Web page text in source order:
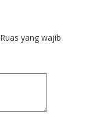
Ruas yang wajib